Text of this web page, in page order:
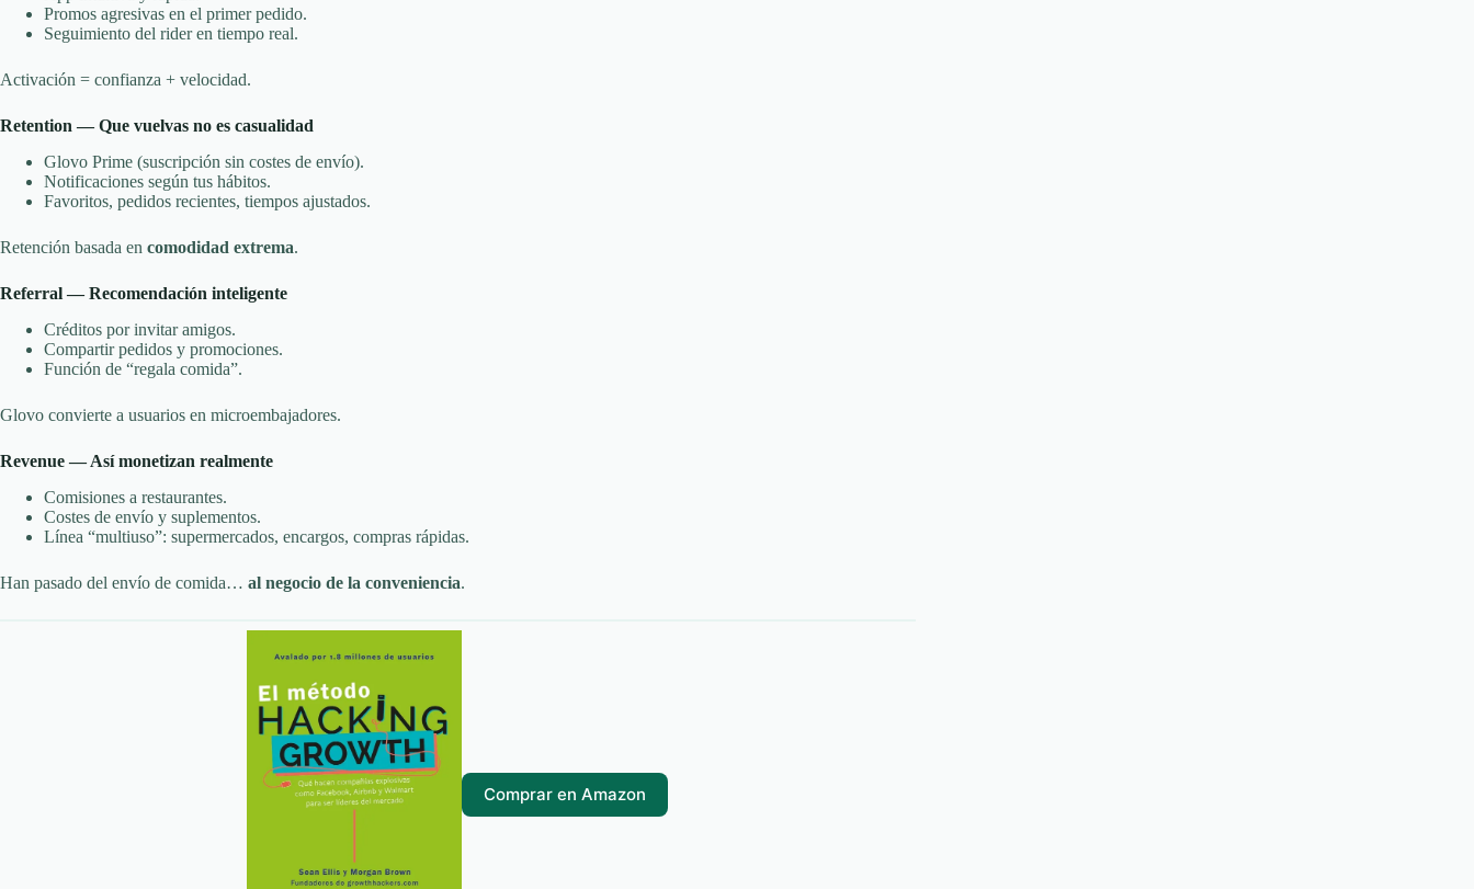
Promos agresivas en el primer pedido.
Seguimiento del rider en tiempo real.
Activación = confianza + velocidad.
Retention — Que vuelvas no es casualidad
Glovo Prime (suscripción sin costes de envío).
Notificaciones según tus hábitos.
Favoritos, pedidos recientes, tiempos ajustados.
Retención basada en comodidad extrema.
Referral — Recomendación inteligente
Créditos por invitar amigos.
Compartir pedidos y promociones.
Función de “regala comida”.
Glovo convierte a usuarios en microembajadores.
Revenue — Así monetizan realmente
Comisiones a restaurantes.
Costes de envío y suplementos.
Línea “multiuso”: supermercados, encargos, compras rápidas.
Han pasado del envío de comida… al negocio de la conveniencia.
Comprar en Amazon